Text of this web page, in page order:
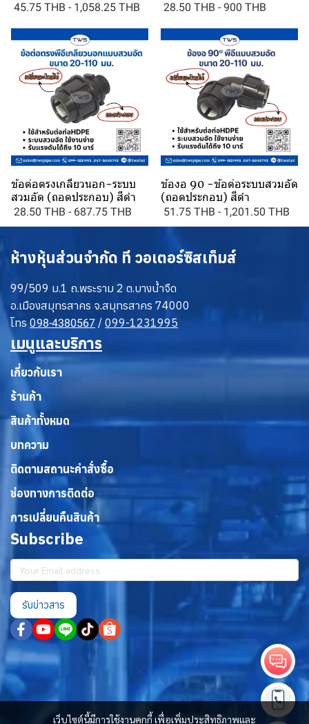
45.75 THB - 1,058.25 THB 28.50 THB - 900 THB
ข้อต่อตรงเกลียวนอก-ระบบ
สวมอัด (ถอดประกอบ) สีดำ
28.50 THB - 687.75 THB
ข้องอ 90 -ข้อต่อระบบสวมอัด
(ถอดประกอบ) สีดำ
51.75 THB - 1,201.50 THB
เว็บไซต์นี้มีการใช้งานคุกกี้ เพื่อเพิ่มประสิทธิภาพและ
ห้างหุ้นส่วนจำกัด ที วอเตอร์ซิสเท็มส์
99/509 ม.1 ถ.พระราม 2 ต.บางน้ำจืด
อ.เมืองสมุทรสาคร จ.สมุทรสาคร 74000
โทร098-4380567 / 099-1231995
เมนูและบริการ
เกี่ยวกับเรา
ร้านค้า
สินค้าทั้งหมด
บทความ
ติดตามสถานะคำสั่งซื้อ
ช่องทางการติดต่อ
การเปลี่ยนคืนสินค้า
Subscribe
รับข่าวสาร